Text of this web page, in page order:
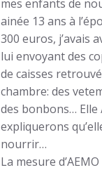
mes enfants de
ainée 13 ans à
300 euros, j’avais
lui envoyant des
de caisses
chambre: des
des bonbons… Elle
expliquerons
nourrir…
La mesure